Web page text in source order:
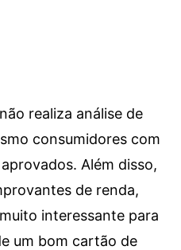
realiza análise de
consumidores com
Além disso,
de renda,
interessante para
um bom cartão de